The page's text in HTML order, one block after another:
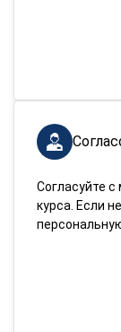
Согласуйте
курса. Если